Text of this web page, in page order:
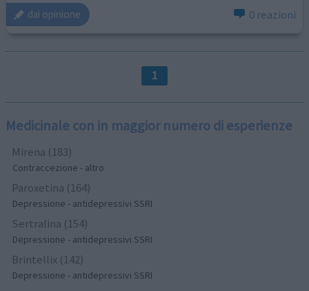
dai opinione 0 reazioni
1
Medicinale con in maggior numero di esperienze
Mirena (183)
Contraccezione - altro
Paroxetina (164)
Depressione - antidepressivi SSRI
Sertralina (154)
Depressione - antidepressivi SSRI
Brintellix (142)
Depressione - antidepressivi SSRI